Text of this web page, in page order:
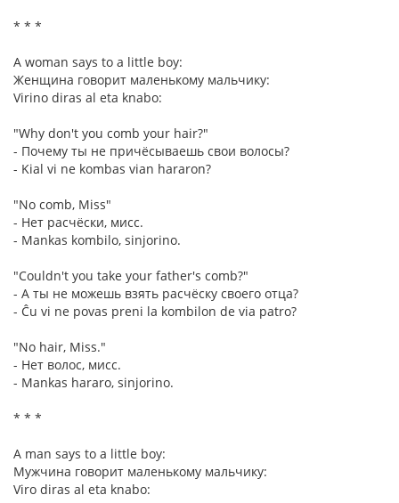
* * *
A woman says to a little boy:
Женщина говорит маленькому мальчику:
Virino diras al eta knabo:
"Why don't you comb your hair?"
- Почему ты не причёсываешь свои волосы?
- Kial vi ne kombas vian hararon?
"No comb, Miss"
- Нет расчёски, мисс.
- Mankas kombilo, sinjorino.
"Couldn't you take your father's comb?"
- А ты не можешь взять расчёску своего отца?
- Ĉu vi ne povas preni la kombilon de via patro?
"No hair, Miss."
- Нет волос, мисс.
- Mankas hararo, sinjorino.
* * *
A man says to a little boy:
Мужчина говорит маленькому мальчику:
Viro diras al eta knabo: